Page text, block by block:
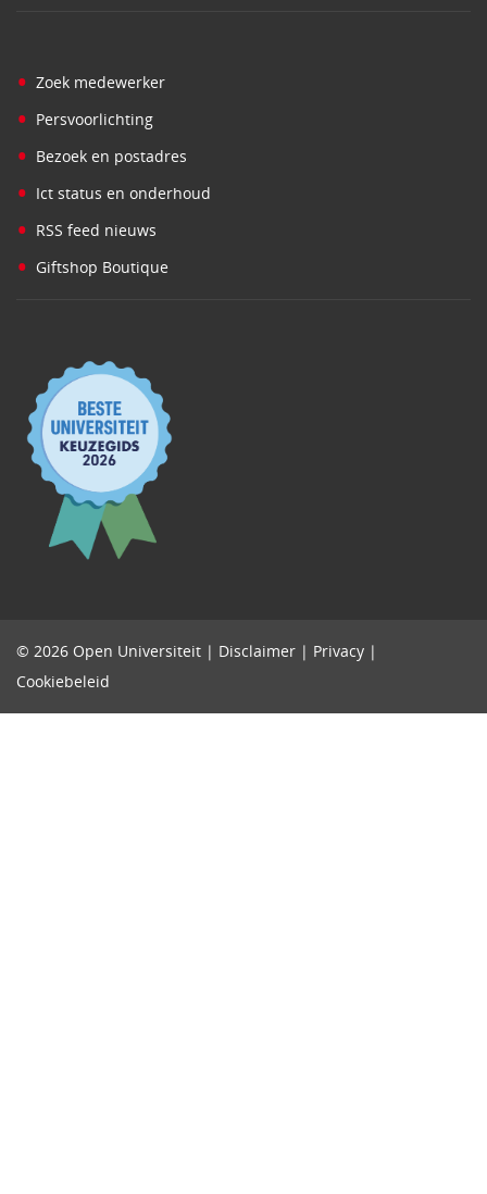
• Zoek medewerker
• Persvoorlichting
• Bezoek en postadres
• Ict status en onderhoud
• RSS feed nieuws
• Giftshop Boutique
© 2026 Open Universiteit | Disclaimer | Privacy |
Cookiebeleid